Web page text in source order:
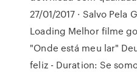
27/01/2017 · Salvo Pela
Loading Melhor filme
"Onde está meu lar"
feliz - Duration: Se